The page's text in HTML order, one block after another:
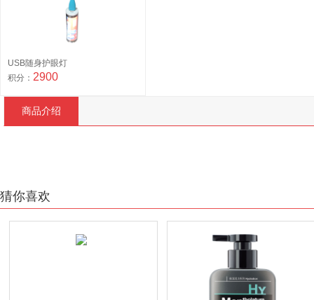
USB随身护眼灯
积分： 2900
商品介绍
猜你喜欢